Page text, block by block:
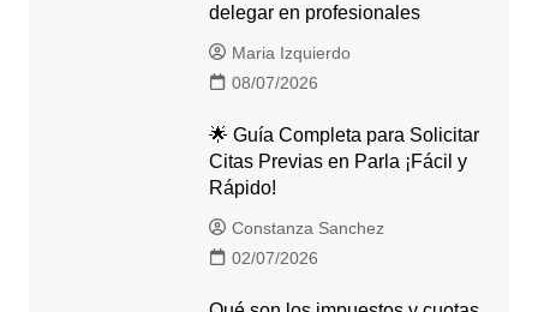
delegar en profesionales
Maria Izquierdo
08/07/2026
🌟 Guía Completa para Solicitar
Citas Previas en Parla ¡Fácil y
Rápido!
Constanza Sanchez
02/07/2026